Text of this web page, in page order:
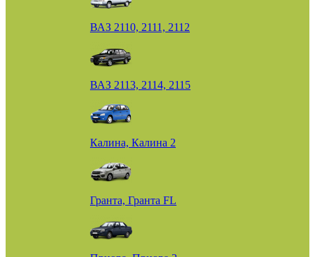
ВАЗ 2110, 2111, 2112
ВАЗ 2113, 2114, 2115
Калина, Калина 2
Гранта, Гранта FL